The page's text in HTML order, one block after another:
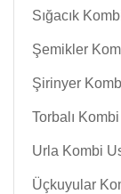
Sığacık
Şemikler
Şirinyer
Torbalı Kombi
Urla Kombi
Üçkuyular